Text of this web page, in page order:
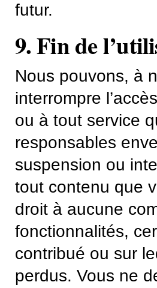
futur.
9. Fin de
Nous pouvons, à
interrompre
ou à tout service
responsables
suspension ou
tout contenu que
droit à aucune
fonctionnalités,
contribué ou sur
perdus. Vous ne